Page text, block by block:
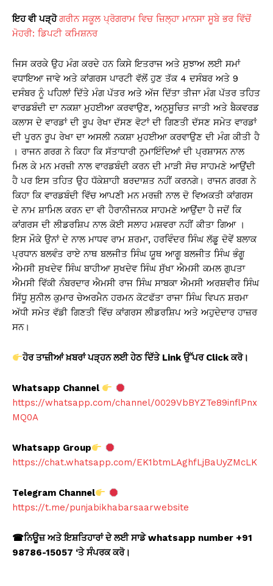
ਇਹ ਵੀ ਪੜ੍ਹੋਗਰੀਨ ਸਕੂਲ ਪ੍ਰੋਗਰਾਮ ਵਿਚ ਜ਼ਿਲ੍ਹਾ ਮਾਨਸਾ ਸੂਬੇ ਭਰ ਵਿੱਚੋਂ
ਮੋਹਰੀ: ਡਿਪਟੀ ਕਮਿਸ਼ਨਰ
ਜਿਸ ਕਰਕੇ ਉਹ ਮੰਗ ਕਰਦੇ ਹਨ ਕਿਸੇ ਇਤਰਾਜ ਅਤੇ ਸੁਝਾਅ ਲਈ ਸਮਾਂ
ਵਧਾਇਆ ਜਾਵੇ ਅਤੇ ਕਾਂਗਰਸ ਪਾਰਟੀ ਵੱਲੋਂ ਹੁਣ ਤੱਕ 4 ਦਸੰਬਰ ਅਤੇ 9
ਦਸੰਬਰ ਨੂੰ ਪਹਿਲਾਂ ਦਿੱਤੇ ਮੰਗ ਪੱਤਰ ਅਤੇ ਅੱਜ ਦਿੱਤਾ ਤੀਜਾ ਮੰਗ ਪੱਤਰ ਤਹਿਤ
ਵਾਰਡਬੰਦੀ ਦਾ ਨਕਸ਼ਾ ਮੁਹਈਆ ਕਰਵਾਉਣ, ਅਨੁਸੂਚਿਤ ਜਾਤੀ ਅਤੇ ਬੈਕਵਰਡ
ਕਲਾਸ ਦੇ ਵਾਰਡਾਂ ਦੀ ਰੂਪ ਰੇਖਾ ਦੱਸਣ ਵੋਟਾਂ ਦੀ ਗਿਣਤੀ ਦੱਸਣ ਸਮੇਤ ਵਾਰਡਾਂ
ਦੀ ਪੂਰਨ ਰੂਪ ਰੇਖਾ ਦਾ ਅਸਲੀ ਨਕਸ਼ਾ ਮੁਹਈਆ ਕਰਵਾਉਣ ਦੀ ਮੰਗ ਕੀਤੀ ਹੈ
। ਰਾਜਨ ਗਰਗ ਨੇ ਕਿਹਾ ਕਿ ਸੱਤਾਧਾਰੀ ਨੁਮਾਇੰਦਿਆਂ ਦੀ ਪ੍ਰਸ਼ਾਸਨ ਨਾਲ
ਮਿਲ ਕੇ ਮਨ ਮਰਜ਼ੀ ਨਾਲ ਵਾਰਡਬੰਦੀ ਕਰਨ ਦੀ ਮਾੜੀ ਸੋਚ ਸਾਹਮਣੇ ਆਉਂਦੀ
ਹੈ ਪਰ ਇਸ ਤਹਿਤ ਉਹ ਧੱਕੇਸ਼ਾਹੀ ਬਰਦਾਸ਼ਤ ਨਹੀਂ ਕਰਨਗੇ। ਰਾਜਨ ਗਰਗ ਨੇ
ਕਿਹਾ ਕਿ ਵਾਰਡਬੰਦੀ ਵਿੱਚ ਆਪਣੀ ਮਨ ਮਰਜ਼ੀ ਨਾਲ ਦੋ ਵਿਅਕਤੀ ਕਾਂਗਰਸ
ਦੇ ਨਾਮ ਸ਼ਾਮਿਲ ਕਰਨ ਦਾ ਵੀ ਹੈਰਾਨੀਜਨਕ ਸਾਹਮਣੇ ਆਉਂਦਾ ਹੈ ਜਦੋਂ ਕਿ
ਕਾਂਗਰਸ ਦੀ ਲੀਡਰਸ਼ਿਪ ਨਾਲ ਕੋਈ ਸਲਾਹ ਮਸ਼ਵਰਾ ਨਹੀਂ ਕੀਤਾ ਗਿਆ ।
ਇਸ ਮੌਕੇ ਉਨਾਂ ਦੇ ਨਾਲ ਮਾਧਵ ਰਾਮ ਸ਼ਰਮਾ, ਹਰਵਿੰਦਰ ਸਿੰਘ ਲੱਡੂ ਦੋਵੇਂ ਬਲਾਕ
ਪ੍ਰਧਾਨ ਬਲਵੰਤ ਰਾਏ ਨਾਥ ਬਲਜੀਤ ਸਿੰਘ ਯੂਥ ਆਗੂ ਬਲਜੀਤ ਸਿੰਘ ਭੰਗੂ
ਐਮਸੀ ਸੁਖਦੇਵ ਸਿੰਘ ਬਾਹੀਆ ਸੁਖਦੇਵ ਸਿੰਘ ਸੁੱਖਾ ਐਮਸੀ ਕਮਲ ਗੁਪਤਾ
ਐਮਸੀ ਵਿੱਕੀ ਨੰਬਰਦਾਰ ਐਮਸੀ ਰਾਜ ਸਿੰਘ ਸਾਬਕਾ ਐਮਸੀ ਅਰਸ਼ਵੀਰ ਸਿੰਘ
ਸਿੱਧੂ ਸੁਨੀਲ ਕੁਮਾਰ ਚੇਅਰਮੈਨ ਹਰਮਨ ਕੋਟਫੱਤਾ ਰਾਜਾ ਸਿੰਘ ਵਿਪਨ ਸ਼ਰਮਾ
ਅੱਧੀ ਸਮੇਤ ਵੱਡੀ ਗਿਣਤੀ ਵਿੱਚ ਕਾਂਗਰਸ ਲੀਡਰਸ਼ਿਪ ਅਤੇ ਅਹੁਦੇਦਾਰ ਹਾਜ਼ਰ
ਸਨ।
ਹੋਰ ਤਾਜ਼ੀਆਂ ਖ਼ਬਰਾਂ ਪੜ੍ਹਨ ਲਈ ਹੇਠ ਦਿੱਤੇ Linkਉੱਪਰ Clickਕਰੋ।
Whatsapp Channel
https://whatsapp.com/channel/0029VbBYZTe89inflPnx
MQ0A
Whatsapp Group
https://chat.whatsapp.com/EK1btmLAghfLjBaUyZMcLK
Telegram Channel
https://t.me/punjabikhabarsaarwebsite
☎ਨਿਊਜ਼ ਅਤੇ ਇਸ਼ਤਿਹਾਰਾਂ ਦੇ ਲਈ ਸਾਡੇ whatsapp number +91
98786-15057 ‘ਤੇ ਸੰਪਰਕ ਕਰੋ।